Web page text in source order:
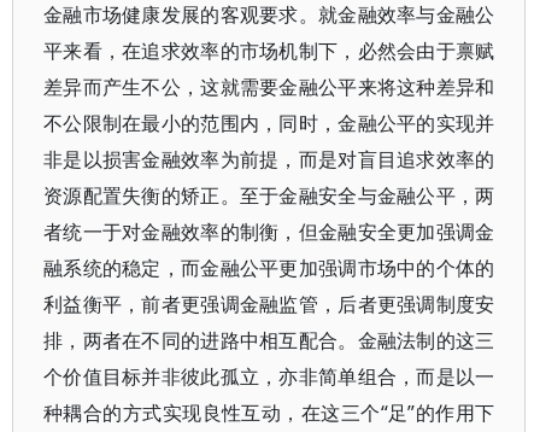
金融市场健康发展的客观要求。就金融效率与金融公
平来看，在追求效率的市场机制下，必然会由于禀赋
差异而产生不公，这就需要金融公平来将这种差异和
不公限制在最小的范围内，同时，金融公平的实现并
非是以损害金融效率为前提，而是对盲目追求效率的
资源配置失衡的矫正。至于金融安全与金融公平，两
者统一于对金融效率的制衡，但金融安全更加强调金
融系统的稳定，而金融公平更加强调市场中的个体的
利益衡平，前者更强调金融监管，后者更强调制度安
排，两者在不同的进路中相互配合。金融法制的这三
个价值目标并非彼此孤立，亦非简单组合，而是以一
种耦合的方式实现良性互动，在这三个“足”的作用下